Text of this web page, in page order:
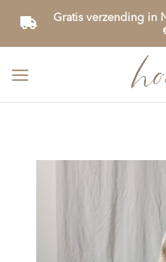
Gratis verzending in